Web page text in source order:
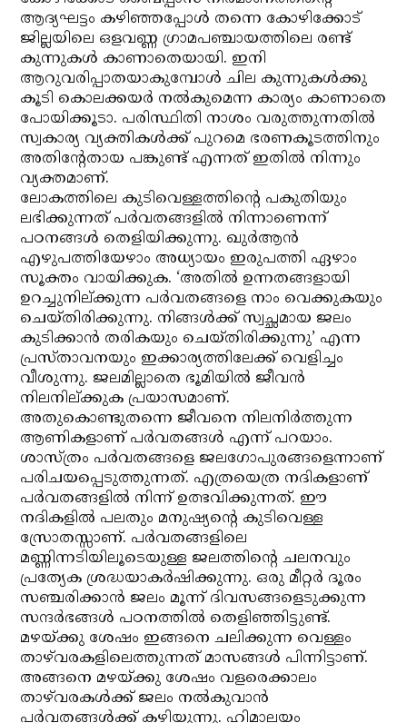
ആദ്യഘട്ടം കഴിഞ്ഞപ്പോള്‍ തന്നെ കോഴിക്കോട്
ജില്ലയിലെ ഒളവണ്ണ ഗ്രാമപഞ്ചായത്തിലെ രണ്ട്
കുന്നുകള്‍ കാണാതെയായി. ഇനി
ആറുവരിപ്പാതയാകുമ്പോള്‍ ചില കുന്നുകള്‍ക്കു
കൂടി കൊലക്കയര്‍ നല്‍കുമെന്ന കാര്യം കാണാതെ
പോയിക്കൂടാ. പരിസ്ഥിതി നാശം വരുത്തുന്നതില്‍
സ്വകാര്യ വ്യക്തികള്‍ക്ക് പുറമെ ഭരണകൂടത്തിനും
അതിന്റേതായ പങ്കുണ്ട് എന്നത് ഇതില്‍ നിന്നും
വ്യക്തമാണ്.
ലോകത്തിലെ കുടിവെള്ളത്തിന്റെ പകുതിയും
ലഭിക്കുന്നത് പര്‍വതങ്ങളില്‍ നിന്നാണെന്ന്
പഠനങ്ങള്‍ തെളിയിക്കുന്നു. ഖുര്‍ആന്‍
എഴുപത്തിയേഴാം അധ്യായം ഇരുപത്തി ഏഴാം
സൂക്തം വായിക്കുക. ‘അതില്‍ ഉന്നതങ്ങളായി
ഉറച്ചുനില്ക്കുന്ന പര്‍വതങ്ങളെ നാം വെക്കുകയും
ചെയ്തിരിക്കുന്നു. നിങ്ങള്‍ക്ക് സ്വച്ഛമായ ജലം
കുടിക്കാന്‍ തരികയും ചെയ്തിരിക്കുന്നു’ എന്ന
പ്രസ്താവനയും ഇക്കാര്യത്തിലേക്ക് വെളിച്ചം
വീശുന്നു. ജലമില്ലാതെ ഭൂമിയില്‍ ജീവന്‍
നിലനില്ക്കുക പ്രയാസമാണ്.
അതുകൊണ്ടുതന്നെ ജീവനെ നിലനിര്‍ത്തുന്ന
ആണികളാണ് പര്‍വതങ്ങള്‍ എന്ന് പറയാം.
ശാസ്ത്രം പര്‍വതങ്ങളെ ജലഗോപുരങ്ങളെന്നാണ്
പരിചയപ്പെടുത്തുന്നത്. എത്രയെത്ര നദികളാണ്
പര്‍വതങ്ങളില്‍ നിന്ന് ഉത്ഭവിക്കുന്നത്. ഈ
നദികളില്‍ പലതും മനുഷ്യന്റെ കുടിവെള്ള
സ്രോതസ്സാണ്. പര്‍വതങ്ങളിലെ
മണ്ണിന്നടിയിലൂടെയുള്ള ജലത്തിന്റെ ചലനവും
പ്രത്യേക ശ്രദ്ധയാകര്‍ഷിക്കുന്നു. ഒരു മീറ്റര്‍ ദൂരം
സഞ്ചരിക്കാന്‍ ജലം മൂന്ന് ദിവസങ്ങളെടുക്കുന്ന
സന്ദര്‍ഭങ്ങള്‍ പഠനത്തില്‍ തെളിഞ്ഞിട്ടുണ്ട്.
മഴയ്ക്കു ശേഷം ഇങ്ങനെ ചലിക്കുന്ന വെള്ളം
താഴ്‌വരകളിലെത്തുന്നത് മാസങ്ങള്‍ പിന്നിട്ടാണ്.
അങ്ങനെ മഴയ്ക്കു ശേഷം വളരെക്കാലം
താഴ്‌വരകള്‍ക്ക് ജലം നല്‍കുവാന്‍
പര്‍വതങ്ങള്‍ക്ക് കഴിയുന്നു. ഹിമാലയം